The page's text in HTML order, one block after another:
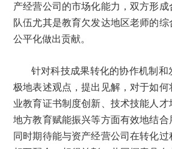
产经营公司的市场化能力，双方形
队伍尤其是教育欠发达地区老师的
公平化做出贡献。
针对科技成果转化的协作机制和
极地表述观点，提出见解，对于如何
业教育证书制度创新、技术技能人才
地方教育赋能振兴等方面有效地结合
同时期待能与资产经营公司在转化